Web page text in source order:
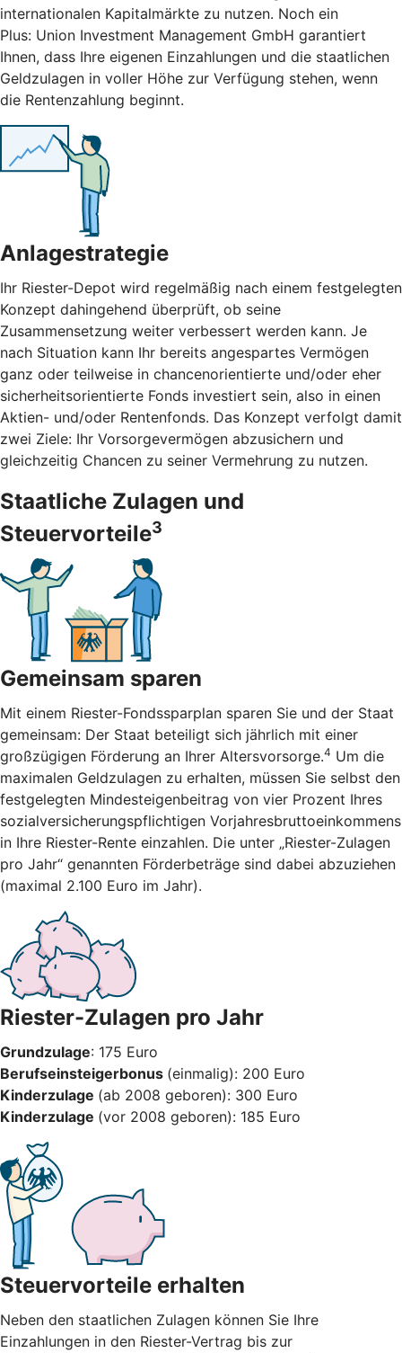
internationalen Kapitalmärkte zu nutzen. Noch ein
Plus: Union Investment Management GmbH garantiert
Ihnen, dass Ihre eigenen Einzahlungen und die staatlichen
Geldzulagen in voller Höhe zur Verfügung stehen, wenn
die Rentenzahlung beginnt.
Anlagestrategie
Ihr Riester-Depot wird regelmäßig nach einem festgelegten
Konzept dahingehend überprüft, ob seine
Zusammensetzung weiter verbessert werden kann. Je
nach Situation kann Ihr bereits angespartes Vermögen
ganz oder teilweise in chancenorientierte und/oder eher
sicherheitsorientierte Fonds investiert sein, also in einen
Aktien- und/oder Rentenfonds. Das Konzept verfolgt damit
zwei Ziele: Ihr Vorsorgevermögen abzusichern und
gleichzeitig Chancen zu seiner Vermehrung zu nutzen.
Staatliche Zulagen und
Steuervorteile3
Gemeinsam sparen
Mit einem Riester-Fondssparplan sparen Sie und der Staat
gemeinsam: Der Staat beteiligt sich jährlich mit einer
großzügigen Förderung an Ihrer Altersvorsorge.4 Um die
maximalen Geldzulagen zu erhalten, müssen Sie selbst den
festgelegten Mindesteigenbeitrag von vier Prozent Ihres
sozialversicherungspflichtigen Vorjahresbruttoeinkommens
in Ihre Riester-Rente einzahlen. Die unter „Riester-Zulagen
pro Jahr“ genannten Förderbeträge sind dabei abzuziehen
(maximal 2.100 Euro im Jahr).
Riester-Zulagen pro Jahr
Grundzulage: 175 Euro
Berufseinsteigerbonus (einmalig): 200 Euro
Kinderzulage (ab 2008 geboren): 300 Euro
Kinderzulage (vor 2008 geboren): 185 Euro
Steuervorteile erhalten
Neben den staatlichen Zulagen können Sie Ihre
Einzahlungen in den Riester-Vertrag bis zur